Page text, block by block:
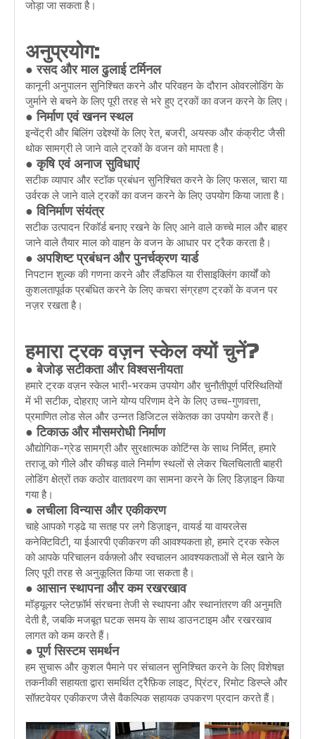
जोड़ा जा सकता है।
अनुप्रयोग:
● रसद और माल ढुलाई टर्मिनल
कानूनी अनुपालन सुनिश्चित करने और परिवहन के दौरान ओवरलोडिंग के
जुर्माने से बचने के लिए पूरी तरह से भरे हुए ट्रकों का वजन करने के लिए।
● निर्माण एवं खनन स्थल
इन्वेंट्री और बिलिंग उद्देश्यों के लिए रेत, बजरी, अयस्क और कंक्रीट जैसी
थोक सामग्री ले जाने वाले ट्रकों के वजन को मापता है।
● कृषि एवं अनाज सुविधाएं
सटीक व्यापार और स्टॉक प्रबंधन सुनिश्चित करने के लिए फसल, चारा या
उर्वरक ले जाने वाले ट्रकों का वजन करने के लिए उपयोग किया जाता है।
● विनिर्माण संयंत्र
सटीक उत्पादन रिकॉर्ड बनाए रखने के लिए आने वाले कच्चे माल और बाहर
जाने वाले तैयार माल को वाहन के वजन के आधार पर ट्रैक करता है।
● अपशिष्ट प्रबंधन और पुनर्चक्रण यार्ड
निपटान शुल्क की गणना करने और लैंडफिल या रीसाइक्लिंग कार्यों को
कुशलतापूर्वक प्रबंधित करने के लिए कचरा संग्रहण ट्रकों के वजन पर
नज़र रखता है।
हमारा ट्रक वज़न स्केल क्यों चुनें?
● बेजोड़ सटीकता और विश्वसनीयता
हमारे ट्रक वज़न स्केल भारी-भरकम उपयोग और चुनौतीपूर्ण परिस्थितियों
में भी सटीक, दोहराए जाने योग्य परिणाम देने के लिए उच्च-गुणवत्ता,
प्रमाणित लोड सेल और उन्नत डिजिटल संकेतक का उपयोग करते हैं।
● टिकाऊ और मौसमरोधी निर्माण
औद्योगिक-ग्रेड सामग्री और सुरक्षात्मक कोटिंग्स के साथ निर्मित, हमारे
तराजू को गीले और कीचड़ वाले निर्माण स्थलों से लेकर चिलचिलाती बाहरी
लोडिंग क्षेत्रों तक कठोर वातावरण का सामना करने के लिए डिज़ाइन किया
गया है।
● लचीला विन्यास और एकीकरण
चाहे आपको गड्ढे या सतह पर लगे डिज़ाइन, वायर्ड या वायरलेस
कनेक्टिविटी, या ईआरपी एकीकरण की आवश्यकता हो, हमारे ट्रक स्केल
को आपके परिचालन वर्कफ़्लो और स्वचालन आवश्यकताओं से मेल खाने के
लिए पूरी तरह से अनुकूलित किया जा सकता है।
● आसान स्थापना और कम रखरखाव
मॉड्यूलर प्लेटफ़ॉर्म संरचना तेजी से स्थापना और स्थानांतरण की अनुमति
देती है, जबकि मजबूत घटक समय के साथ डाउनटाइम और रखरखाव
लागत को कम करते हैं।
● पूर्ण सिस्टम समर्थन
हम सुचारू और कुशल पैमाने पर संचालन सुनिश्चित करने के लिए विशेषज्ञ
तकनीकी सहायता द्वारा समर्थित ट्रैफ़िक लाइट, प्रिंटर, रिमोट डिस्प्ले और
सॉफ़्टवेयर एकीकरण जैसे वैकल्पिक सहायक उपकरण प्रदान करते हैं।